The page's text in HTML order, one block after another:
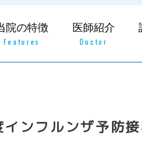
院の特徴
Features
医師紹介
Doctor
ンフルンザ予防